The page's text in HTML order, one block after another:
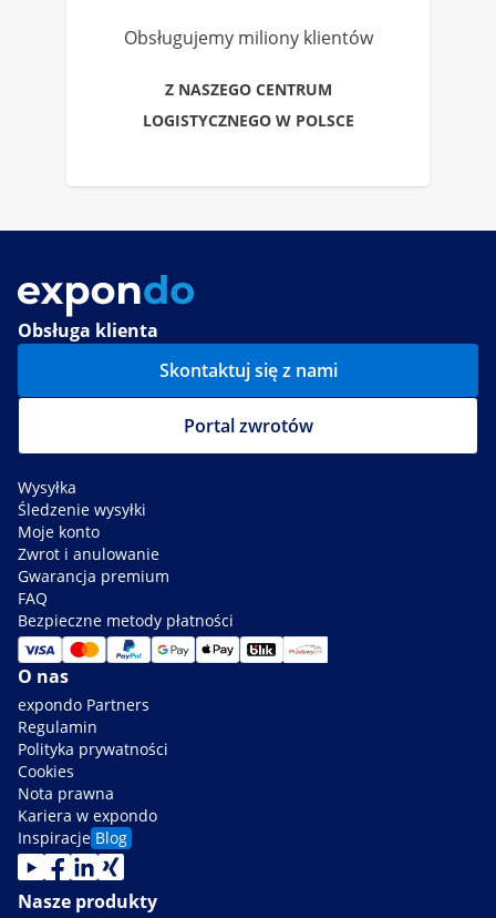
Obsługujemy miliony klientów
Z NASZEGO CENTRUM
LOGISTYCZNEGO W POLSCE
Obsługa klienta
Skontaktuj się z nami
Portal zwrotów
Wysyłka
Śledzenie wysyłki
Moje konto
Zwrot i anulowanie
Gwarancja premium
FAQ
Bezpieczne metody płatności
O nas
expondo Partners
Regulamin
Polityka prywatności
Cookies
Nota prawna
Kariera w expondo
Inspiracje Blog
Nasze produkty